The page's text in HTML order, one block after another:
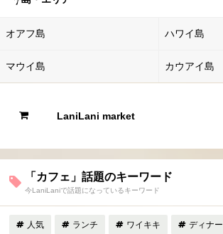
オアフ島 ハワイ島
マウイ島 カウアイ島
LaniLani market
「カフェ」話題のキーワード
今LaniLaniで話題になっているキーワード
人気 ランチ ワイキキ ディナー